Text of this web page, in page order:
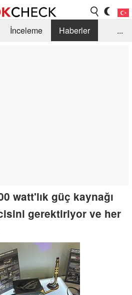
İnceleme
Haberler
...
watt'lık güç kaynağı
gerektiriyor ve her